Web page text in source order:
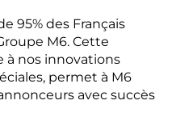
95% des Français
M6. Cette
à nos innovations
permet à M6
avec succès